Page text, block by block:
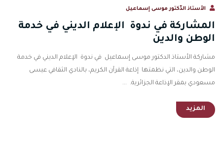
الأستاذ الدّكتور موسى إسماعيل
المشاركة في ندوة الإعلام الديني في خدمة
الوطن والدين
مشاركة الأستاذ الدكتور موسى إسماعيل في ندوة الإعلام الديني في خدمة
الوطن والدين، التي نظمتها إذاعة القرآن الكريم، بالنادي الثقافي عيسى
مسعودي بمقر الإذاعة الجزائرية. ...
المزيد